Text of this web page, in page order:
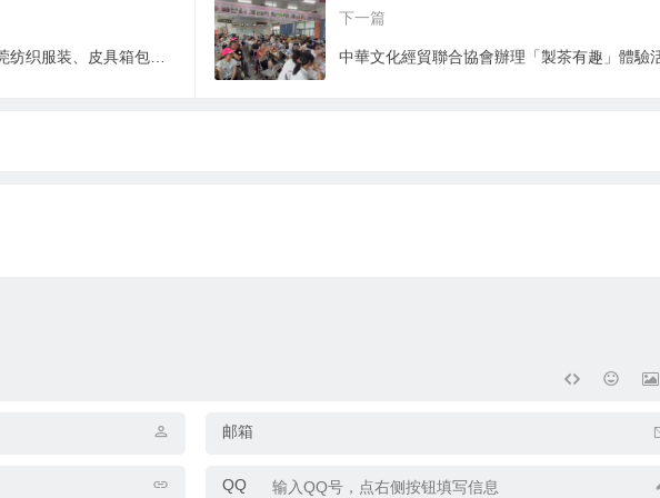
“粤智赋”优质资源走进东莞纺织服装、皮具箱包和制鞋产业带首场活动举办
下一篇
邮箱
QQ